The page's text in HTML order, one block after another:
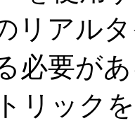
リアル
必要が
リック